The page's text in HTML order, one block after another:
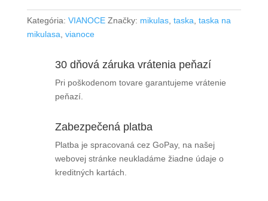
Kategória: VIANOCE Značky: mikulas, taska, taska na
mikulasa, vianoce
30 dňová záruka vrátenia peňazí
Pri poškodenom tovare garantujeme vrátenie
peňazí.
Zabezpečená platba
Platba je spracovaná cez GoPay, na našej
webovej stránke neukladáme žiadne údaje o
kreditných kartách.